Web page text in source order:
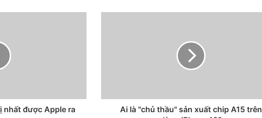
nhất được Apple ra
Ai là "chủ thầu" sản xuất chip A15 trên